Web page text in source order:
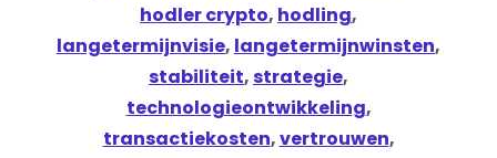
hodler crypto, hodling,
langetermijnvisie, langetermijnwinsten,
stabiliteit,strategie,
technologieontwikkeling,
transactiekosten,vertrouwen,